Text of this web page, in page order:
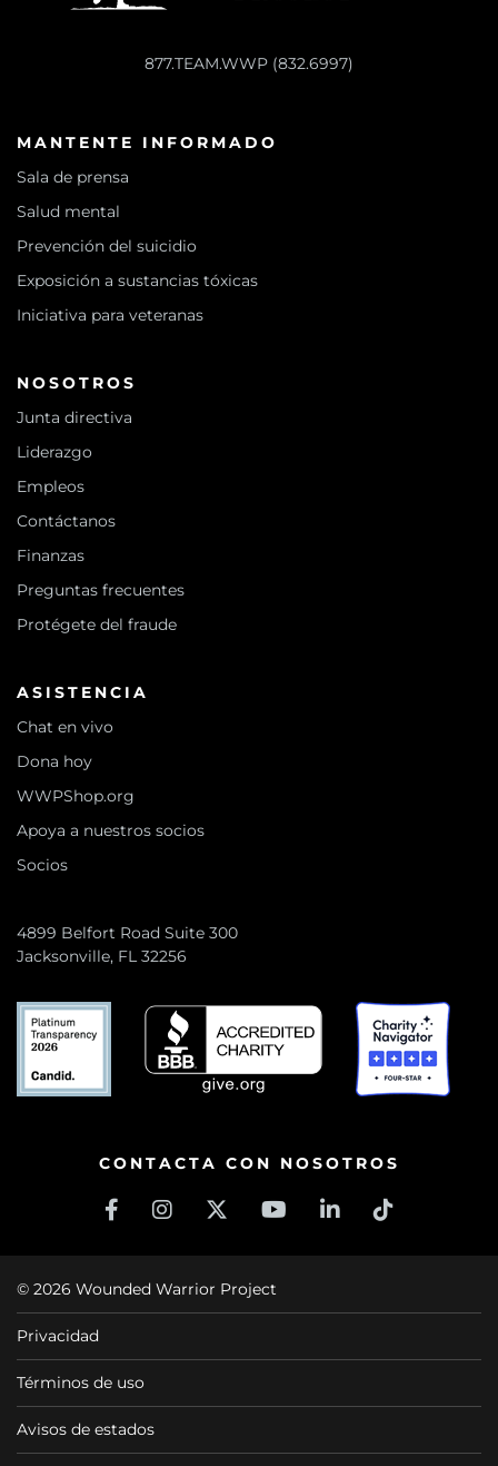
877.TEAM.WWP (832.6997)
MANTENTE INFORMADO
Sala de prensa
Salud mental
Prevención del suicidio
Exposición a sustancias tóxicas
Iniciativa para veteranas
NOSOTROS
Junta directiva
Liderazgo
Empleos
Contáctanos
Finanzas
Preguntas frecuentes
Protégete del fraude
ASISTENCIA
Chat en vivo
Dona hoy
WWPShop.org
Apoya a nuestros socios
Socios
4899 Belfort Road Suite 300
Jacksonville, FL 32256
CONTACTA CON NOSOTROS
© 2026 Wounded Warrior Project
Privacidad
Términos de uso
Avisos de estados